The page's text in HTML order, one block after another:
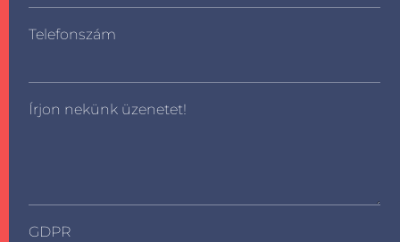
Telefonszám
Írjon nekünk üzenetet!
GDPR